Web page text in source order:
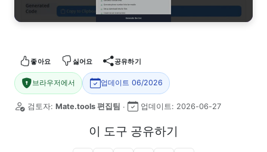
좋아요 싫어요 공유하기
브라우저에서 업데이트 06/2026
검토자: Mate.tools 편집팀 · 업데이트: 2026-06-27
이 도구 공유하기